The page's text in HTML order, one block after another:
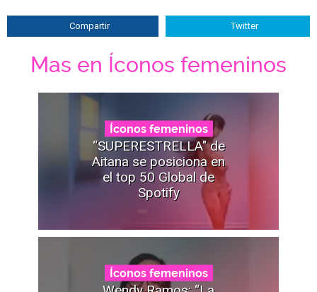
Compartir Twitter
Mas en Íconos femeninos
Íconos femeninos
“SUPERESTRELLA" de
Aitana se posiciona en
el top 50 Global de
Spotify
Íconos femeninos